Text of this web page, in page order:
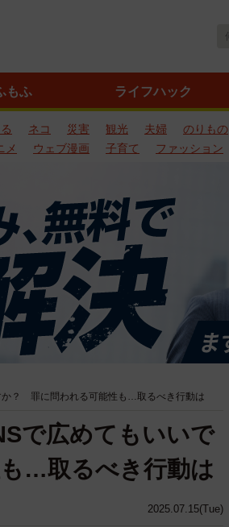
もふ ライフハック
ネコ 災害 観光 夫婦 のりもの
メ ウェブ漫画 子育て ファッション
？ 罪に問われる可能性も…取るべき行動は
2025.07.15(Tue)
で広めてもいいで
…取るべき行動は